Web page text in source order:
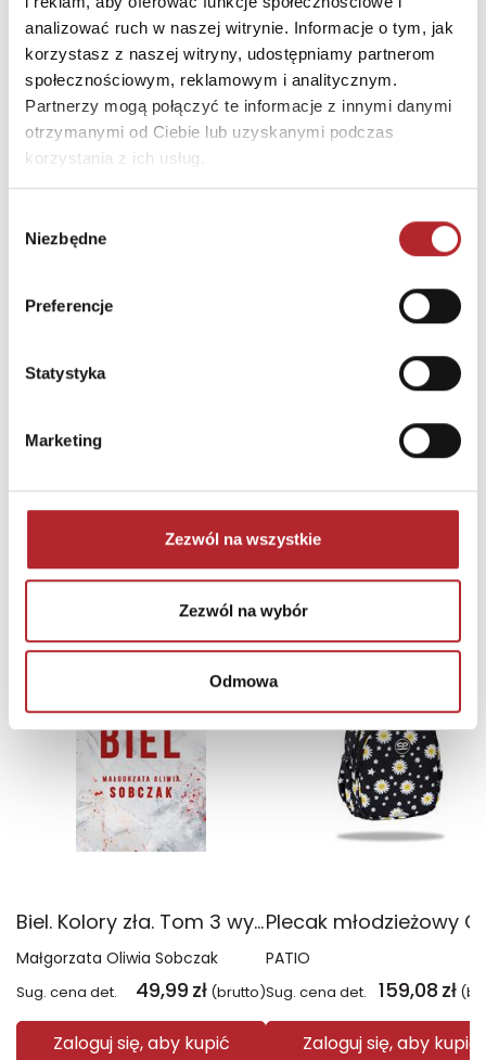
analizować ruch w naszej witrynie. Informacje o tym, jak
korzystasz z naszej witryny, udostępniamy partnerom
społecznościowym, reklamowym i analitycznym.
Partnerzy mogą połączyć te informacje z innymi danymi
otrzymanymi od Ciebie lub uzyskanymi podczas
korzystania z ich usług.
zgody
Niezbędne
Preferencje
Statystyka
Marketing
Zezwól na wszystkie
Zezwól na wybór
Odmowa
INNI KLIENCI KUPOWALI
Bright Junior Media
Zaloguj się, aby kupić
NAJCZĘŚCIEJ KUPOWANE zobacz więcej
TOP 100
Biel. Kolory zła. Tom 3 wyd. 2025
Małgorzata Oliwia Sobczak
Sug. cena det. 49,99 zł (brutto)
Zaloguj się, aby kupić
TOP 100
PATIO
Sug. cena det. 159,08 zł
Zaloguj się, aby kupić